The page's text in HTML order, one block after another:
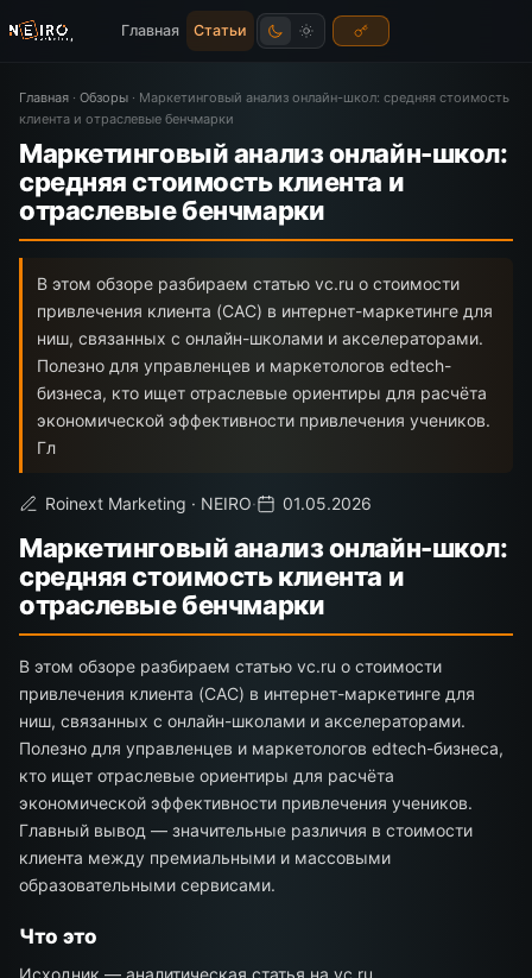
Главная Статьи
Главная · Обзоры · Маркетинговый анализ онлайн-школ: средняя стоимость
клиента и отраслевые бенчмарки
Маркетинговый анализ онлайн-школ:
средняя стоимость клиента и
отраслевые бенчмарки
В этом обзоре разбираем статью vc.ru о стоимости
привлечения клиента (CAC) в интернет-маркетинге для
ниш, связанных с онлайн-школами и акселераторами.
Полезно для управленцев и маркетологов edtech-
бизнеса, кто ищет отраслевые ориентиры для расчёта
экономической эффективности привлечения учеников.
Гл
Roinext Marketing · NEIRO· 01.05.2026
Маркетинговый анализ онлайн-школ:
средняя стоимость клиента и
отраслевые бенчмарки
В этом обзоре разбираем статью vc.ru о стоимости
привлечения клиента (CAC) в интернет-маркетинге для
ниш, связанных с онлайн-школами и акселераторами.
Полезно для управленцев и маркетологов edtech-бизнеса,
кто ищет отраслевые ориентиры для расчёта
экономической эффективности привлечения учеников.
Главный вывод — значительные различия в стоимости
клиента между премиальными и массовыми
образовательными сервисами.
Что это
Исходник — аналитическая статья на vc.ru,